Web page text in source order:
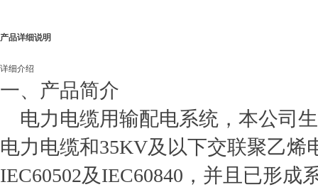
产品详细说明
详细介绍
一、产品简介
电力电缆用输配电系统，本公司
电力电缆和35KV及以下交联聚乙烯
IEC60502及IEC60840，并且已形